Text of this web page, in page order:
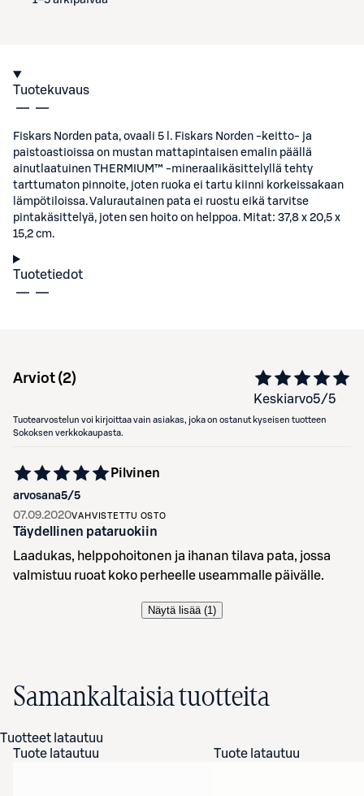
Tuotekuvaus
Fiskars Norden pata, ovaali 5 l. Fiskars Norden ‑keitto- ja
paistoastioissa on mustan mattapintaisen emalin päällä
ainutlaatuinen THERMIUM™ -mineraalikäsittelyllä tehty
tarttumaton pinnoite, joten ruoka ei tartu kiinni korkeissakaan
lämpötiloissa. Valurautainen pata ei ruostu eikä tarvitse
pintakäsittelyä, joten sen hoito on helppoa. Mitat: 37,8 x 20,5 x
15,2 cm.
Tuotetiedot
Arviot (2)
Keskiarvo5/5
Tuotearvostelun voi kirjoittaa vain asiakas, joka on ostanut kyseisen tuotteen
Sokoksen verkkokaupasta.
arvosana5/5
Pilvinen
07.09.2020VAHVISTETTU OSTO
Täydellinen pataruokiin
Laadukas, helppohoitonen ja ihanan tilava pata, jossa
valmistuu ruoat koko perheelle useammalle päivälle.
Näytä lisää (1)
Samankaltaisia tuotteita
Tuotteet latautuu
Tuote latautuu
Tuote latautuu